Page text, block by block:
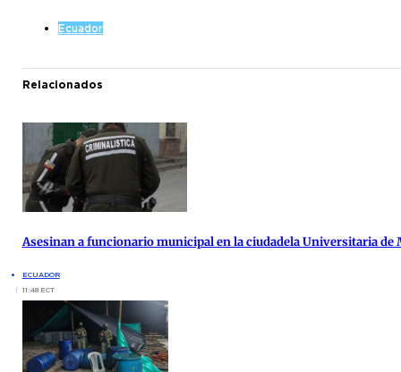
Ecuador
Relacionados
Asesinan a funcionario municipal en la ciudadela Universitaria de
ECUADOR
11:48 ECT